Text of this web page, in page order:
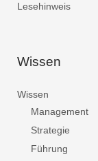
Lesehinweis
Wissen
Wissen
Management
Strategie
Führung